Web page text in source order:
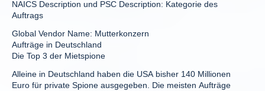
NAICS Description und PSC Description: Kategorie des
Auftrags
Global Vendor Name: Mutterkonzern
Aufträge in Deutschland
Die Top 3 der Mietspione
Alleine in Deutschland haben die USA bisher 140 Millionen
Euro für private Spione ausgegeben. Die meisten Aufträge